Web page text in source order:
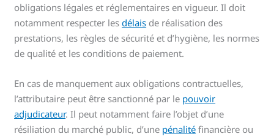
obligations légales et réglementaires en vigueur. Il doit
notamment respecter lesdélais de réalisation des
prestations, les règles de sécurité et d’hygiène, les normes
de qualité et les conditions de paiement.
En cas de manquement aux obligations contractuelles,
l’attributaire peut être sanctionné par le pouvoir
adjudicateur. Il peut notamment faire l’objet d’une
résiliation du marché public, d’une pénalité financière ou